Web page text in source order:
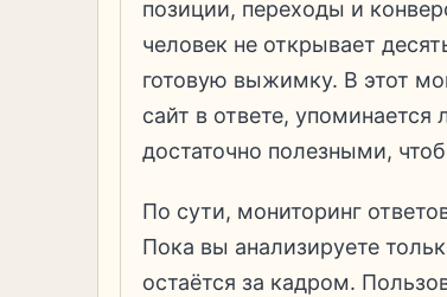
позиции, переходы и
человек не открывает
готовую выжимку. В этот
сайт в ответе,
достаточно полезными,
По сути, мониторинг
Пока вы анализируете
остаётся за кадром.